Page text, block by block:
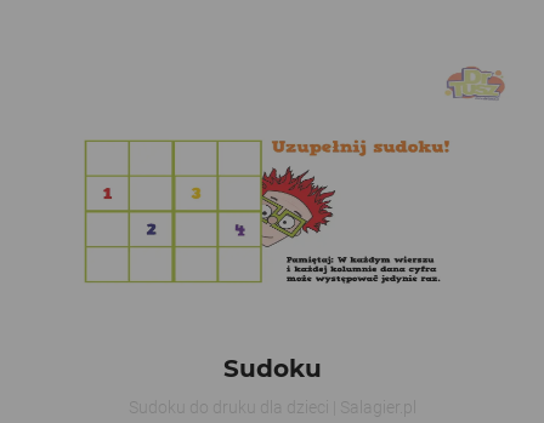
Sudoku
Sudoku do druku dla dzieci | Salagier.pl